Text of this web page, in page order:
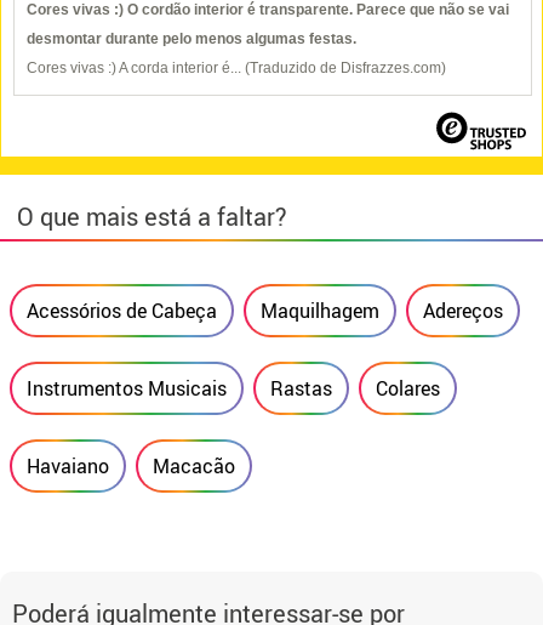
Cores vivas :) O cordão interior é transparente. Parece que não se vai
desmontar durante pelo menos algumas festas.
Cores vivas :) A corda interior é... (Traduzido de Disfrazzes.com)
O que mais está a faltar?
Acessórios de Cabeça Maquilhagem Adereços
Instrumentos Musicais Rastas Colares
Havaiano Macacão
Poderá igualmente interessar-se por